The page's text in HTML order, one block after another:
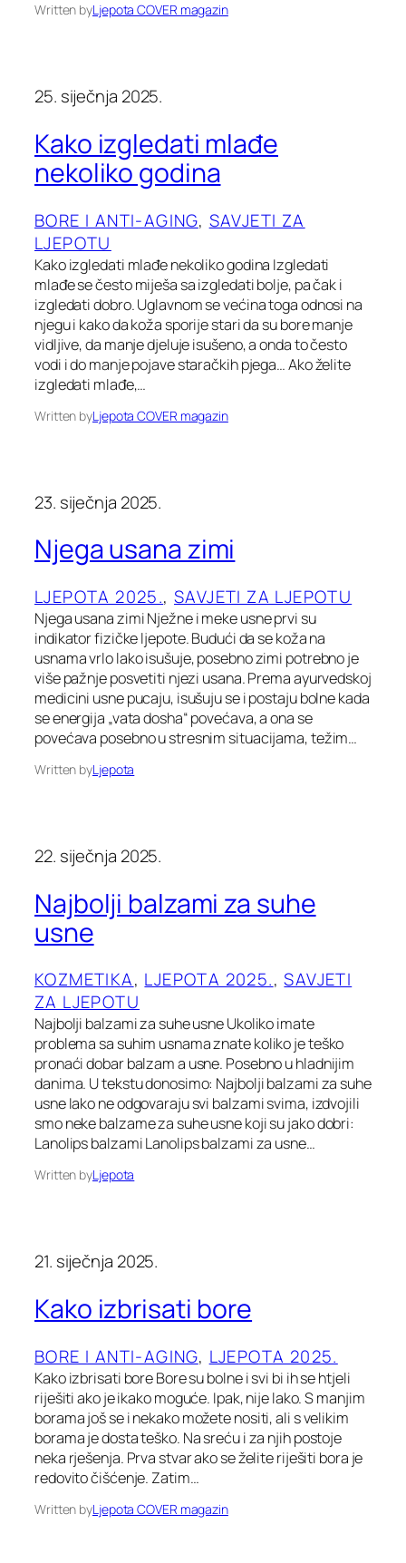
Written byLjepota COVER magazin
25. siječnja 2025.
Kako izgledati mlađe
nekoliko godina
BORE I ANTI-AGING, SAVJETI ZA
LJEPOTU
Kako izgledati mlađe nekoliko godina Izgledati
mlađe se često miješa sa izgledati bolje, pa čak i
izgledati dobro. Uglavnom se većina toga odnosi na
njegu i kako da koža sporije stari da su bore manje
vidljive, da manje djeluje isušeno, a onda to često
vodi i do manje pojave staračkih pjega… Ako želite
izgledati mlađe,…
Written byLjepota COVER magazin
23. siječnja 2025.
Njega usana zimi
LJEPOTA 2025., SAVJETI ZA LJEPOTU
Njega usana zimi Nježne i meke usne prvi su
indikator fizičke ljepote. Budući da se koža na
usnama vrlo lako isušuje, posebno zimi potrebno je
više pažnje posvetiti njezi usana. Prema ayurvedskoj
medicini usne pucaju, isušuju se i postaju bolne kada
se energija „vata dosha“ povećava, a ona se
povećava posebno u stresnim situacijama, težim…
Written byLjepota
22. siječnja 2025.
Najbolji balzami za suhe
usne
KOZMETIKA, LJEPOTA 2025., SAVJETI
ZA LJEPOTU
Najbolji balzami za suhe usne Ukoliko imate
problema sa suhim usnama znate koliko je teško
pronaći dobar balzam a usne. Posebno u hladnijim
danima. U tekstu donosimo: Najbolji balzami za suhe
usne Iako ne odgovaraju svi balzami svima, izdvojili
smo neke balzame za suhe usne koji su jako dobri:
Lanolips balzami Lanolips balzami za usne…
Written byLjepota
21. siječnja 2025.
Kako izbrisati bore
BORE I ANTI-AGING, LJEPOTA 2025.
Kako izbrisati bore Bore su bolne i svi bi ih se htjeli
riješiti ako je ikako moguće. Ipak, nije lako. S manjim
borama još se i nekako možete nositi, ali s velikim
borama je dosta teško. Na sreću i za njih postoje
neka rješenja. Prva stvar ako se želite riješiti bora je
redovito čišćenje. Zatim…
Written byLjepota COVER magazin